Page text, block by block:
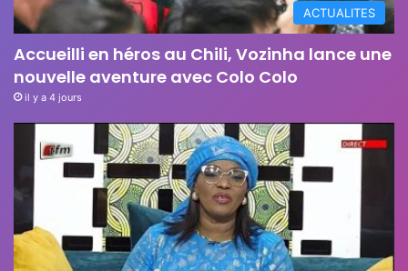
ACTUALITES
Accueilli en héros au Chili, Vozinha lance une
nouvelle aventure avec Colo Colo
il y a 4 jours